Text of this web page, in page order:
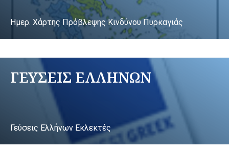
Ημερ. Χάρτης Πρόβλεψης Κινδύνου Πυρκαγιάς
ΓΕΥΣΕΙΣ ΕΛΛΗΝΩΝ
Γεύσεις Ελλήνων Εκλεκτές